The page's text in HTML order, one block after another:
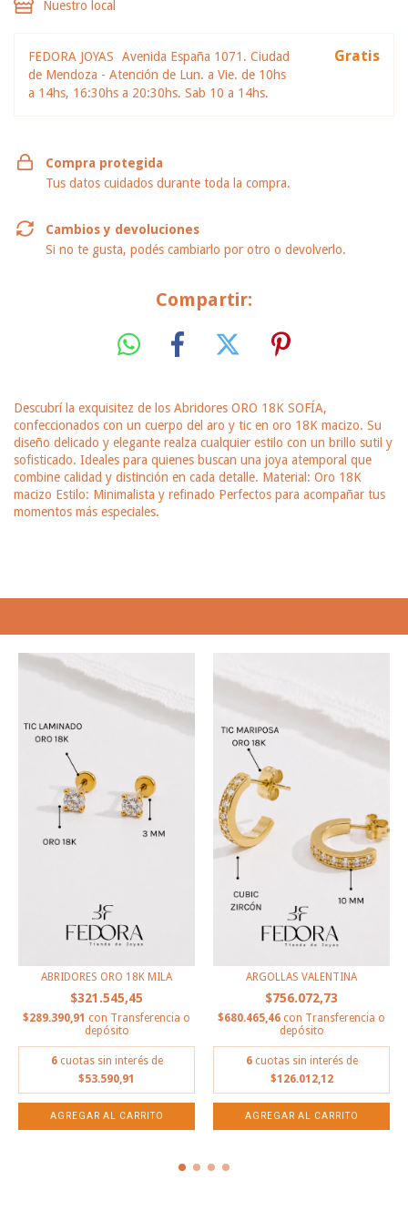
Nuestro local
FEDORA JOYAS
Avenida España 1071. Ciudad
de Mendoza - Atención de Lun. a Vie. de 10hs
a 14hs, 16:30hs a 20:30hs. Sab 10 a 14hs.
Gratis
Compra protegida
Tus datos cuidados durante toda la compra.
Cambios y devoluciones
Si no te gusta, podés cambiarlo por otro o devolverlo.
Compartir:
Descubrí la exquisitez de los Abridores ORO 18K SOFÍA,
confeccionados con un cuerpo del aro y tic en oro 18K macizo. Su
diseño delicado y elegante realza cualquier estilo con un brillo sutil y
sofisticado. Ideales para quienes buscan una joya atemporal que
combine calidad y distinción en cada detalle. Material: Oro 18K
macizo Estilo: Minimalista y refinado Perfectos para acompañar tus
momentos más especiales.
ABRIDORES ORO 18K MILA
$321.545,45
$289.390,91 con Transferencia o
depósito
6 cuotas sin interés de
$53.590,91
ARGOLLAS VALENTINA
$756.072,73
$680.465,46 con Transferencia o
depósito
6 cuotas sin interés de
$126.012,12